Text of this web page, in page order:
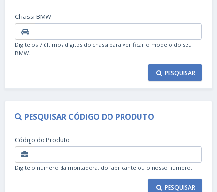
Chassi BMW
Digite os 7 últimos dígitos do chassi para verificar o modelo do seu
BMW.
PESQUISAR
PESQUISAR CÓDIGO DO PRODUTO
Código do Produto
Digite o número da montadora, do fabricante ou o nosso número.
PESQUISAR